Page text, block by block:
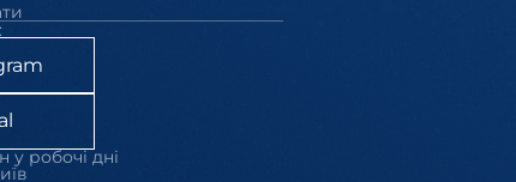
у робочі дні